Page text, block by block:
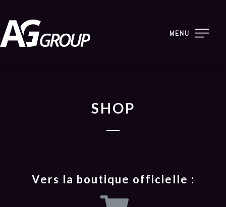
MENU
SHOP
Vers la boutique officielle :